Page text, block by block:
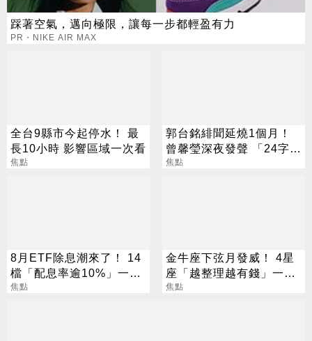
踩著空氣，邁向極限，讓每一步都輕盈有力
PR・NIKE AIR MAX
全台9縣市今起停水！ 最
長10小時 影響區域一次看
焦點
郭台銘緋聞延燒1個月！
曾馨瑩深夜發聲 「24字」
吐盡最心繫的事
焦點
8月ETF除息潮來了！ 14
檔「配息率逾10%」一次
看
焦點
金牛座下弦月發威！ 4星
座「越整理越有錢」一路
旺運到10月
焦點